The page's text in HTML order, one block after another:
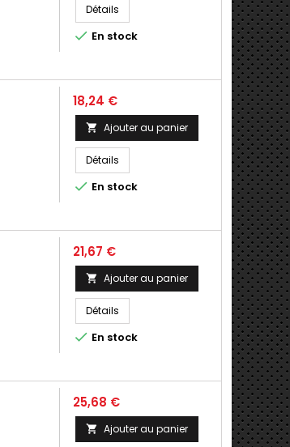
Détails
 En stock
Prix
18,24 €
 Ajouter au panier
Détails
 En stock
Prix
21,67 €
 Ajouter au panier
Détails
 En stock
Prix
25,68 €
 Ajouter au panier